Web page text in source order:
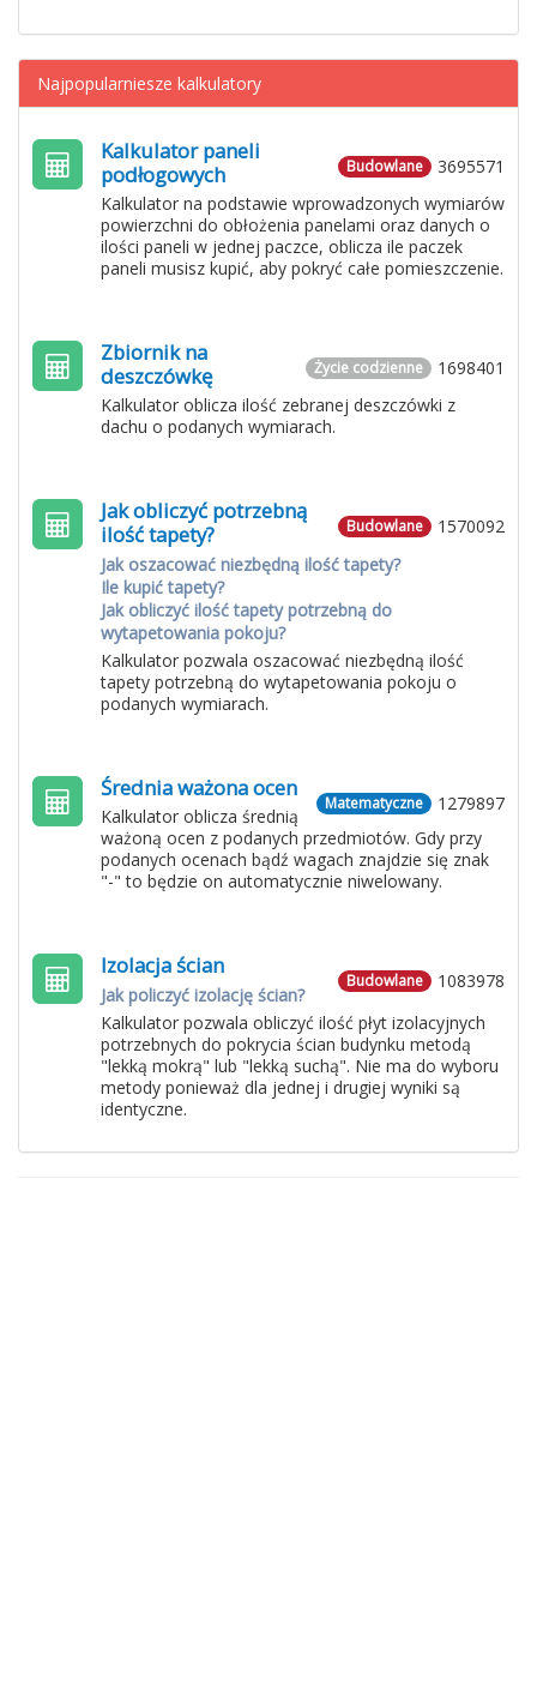
Najpopularniesze kalkulatory
3695571
Budowlane
Kalkulator paneli
podłogowych
Kalkulator na podstawie wprowadzonych wymiarów
powierzchni do obłożenia panelami oraz danych o
ilości paneli w jednej paczce, oblicza ile paczek
paneli musisz kupić, aby pokryć całe pomieszczenie.
1698401
Życie codzienne
Zbiornik na
deszczówkę
Kalkulator oblicza ilość zebranej deszczówki z
dachu o podanych wymiarach.
1570092
Budowlane
Jak obliczyć potrzebną
ilość tapety?
Jak oszacować niezbędną ilość tapety?
Ile kupić tapety?
Jak obliczyć ilość tapety potrzebną do
wytapetowania pokoju?
Kalkulator pozwala oszacować niezbędną ilość
tapety potrzebną do wytapetowania pokoju o
podanych wymiarach.
1279897
Matematyczne
Średnia ważona ocen
Kalkulator oblicza średnią
ważoną ocen z podanych przedmiotów. Gdy przy
podanych ocenach bądź wagach znajdzie się znak
"-" to będzie on automatycznie niwelowany.
1083978
Budowlane
Izolacja ścian
Jak policzyć izolację ścian?
Kalkulator pozwala obliczyć ilość płyt izolacyjnych
potrzebnych do pokrycia ścian budynku metodą
"lekką mokrą" lub "lekką suchą". Nie ma do wyboru
metody ponieważ dla jednej i drugiej wyniki są
identyczne.